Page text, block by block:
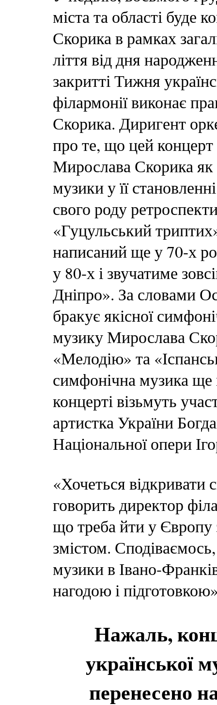
міста та області буде
Скорика в рамках
ліття від дня
закритті Тижня
філармонії виконає
Скорика. Диригент
про те, що цей
Мирослава Скорика як
музики у її
свого роду
«Гуцульський
написаний ще у 70-х
у 80-х і звучатиме
Дніпро». За словами
бракує якісної
музику Мирослава
«Мелодію» та
симфонічна музика ще
концерті візьмуть
артистка України
Національної опери
«Хочеться відкривати
говорить директор
що треба йти у Європу
змістом.
музики в Івано-
нагодою і
Нажаль,
української
перенесено